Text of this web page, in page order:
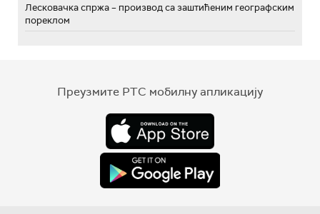
Лесковачка спржа – производ са заштићеним географским
пореклом
Преузмите РТС мобилну апликацију